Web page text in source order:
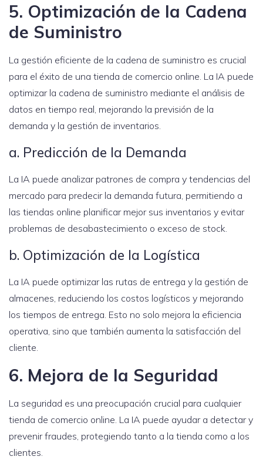
5. Optimización de la Cadena
de Suministro
La gestión eficiente de la cadena de suministro es crucial
para el éxito de una tienda de comercio online. La IA puede
optimizar la cadena de suministro mediante el análisis de
datos en tiempo real, mejorando la previsión de la
demanda y la gestión de inventarios.
a. Predicción de la Demanda
La IA puede analizar patrones de compra y tendencias del
mercado para predecir la demanda futura, permitiendo a
las tiendas online planificar mejor sus inventarios y evitar
problemas de desabastecimiento o exceso de stock.
b. Optimización de la Logística
La IA puede optimizar las rutas de entrega y la gestión de
almacenes, reduciendo los costos logísticos y mejorando
los tiempos de entrega. Esto no solo mejora la eficiencia
operativa, sino que también aumenta la satisfacción del
cliente.
6. Mejora de la Seguridad
La seguridad es una preocupación crucial para cualquier
tienda de comercio online. La IA puede ayudar a detectar y
prevenir fraudes, protegiendo tanto a la tienda como a los
clientes.